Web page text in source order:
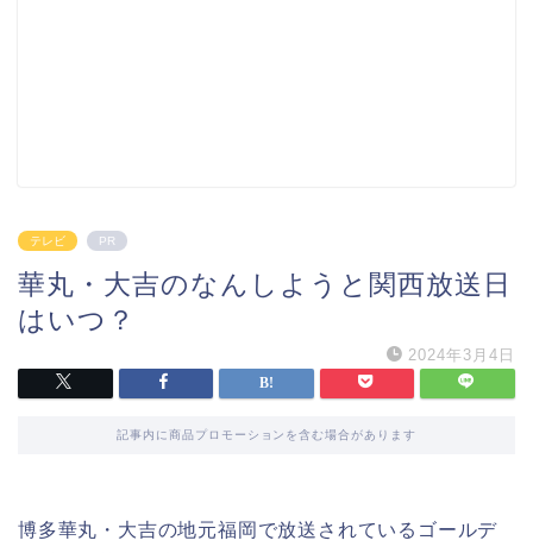
テレビ PR
華丸・大吉のなんしようと関西放送日
はいつ？
2024年3月4日
記事内に商品プロモーションを含む場合があります
博多華丸・大吉の地元福岡で放送されているゴールデ